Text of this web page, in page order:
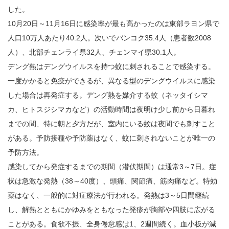
した。
10月20日～11月16日に感染率が最も高かったのは東部ラヨン県で
人口10万人あたり40.2人。次いでバンコク35.4人（患者数2008
人）、北部チェンライ県32人、チェンマイ県30.1人。
デング熱はデングウイルスを持つ蚊に刺されることで感染する。
一度かかると免疫ができるが、異なる型のデングウイルスに感染
した場合は再発症する。デング熱を媒介する蚊（ネッタイシマ
カ、ヒトスジシマカなど）の活動時間は夜明け少し前から日暮れ
までの間、特に朝と夕方だが、室内にいる蚊は夜間でも刺すこと
がある。予防接種や予防薬はなく、蚊に刺されないことが唯一の
予防方法。
感染してから発症するまでの期間（潜伏期間）は通常3～7日。症
状は急激な発熱（38～40度）、頭痛、関節痛、筋肉痛など。特効
薬はなく、一般的に対症療法が行われる。発熱は3～5日間継続
し、解熱とともにかゆみをともなった発疹が胸部や四肢に広がる
ことがある。食欲不振、全身倦怠感は1、2週間続く。血小板が減